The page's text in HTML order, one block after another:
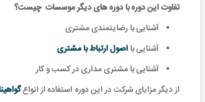
تفاوت این دوره با دوره های دیگر موسسات چیست؟
آشنایی با رضایتمندی مشتری
آشنایی با اصول ارتباط با مشتری
آشنایی با مشتری مداری در کسب و کار
از دیگر مزایای شرکت در این دوره استفاده از انواع